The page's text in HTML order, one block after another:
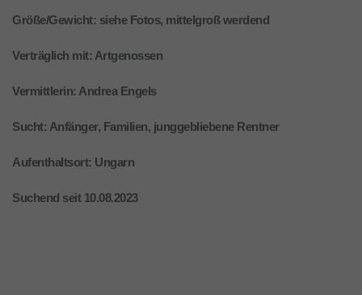
Größe/Gewicht: siehe Fotos, mittelgroß werdend
Verträglich mit: Artgenossen
Vermittlerin: Andrea Engels
Sucht: Anfänger, Familien, junggebliebene Rentner
Aufenthaltsort: Ungarn
Suchend seit 10.08.2023